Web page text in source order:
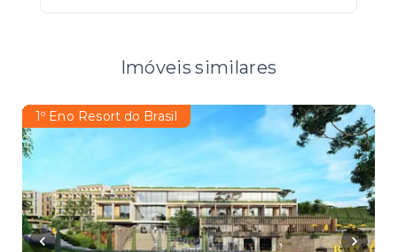
Imóveis similares
1º Eno Resort do Brasil